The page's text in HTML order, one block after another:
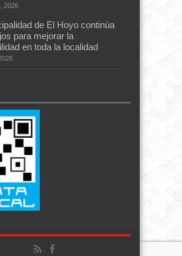
2026
de El Hoyo continúa
para mejorar la
en toda la localidad